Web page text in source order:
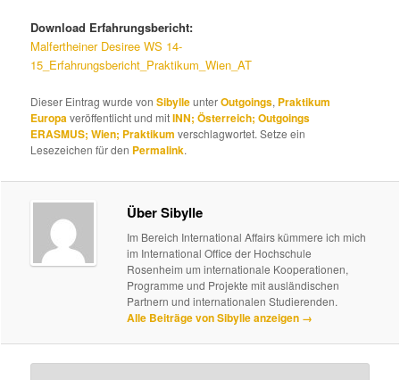
Download Erfahrungsbericht:
Malfertheiner Desiree WS 14-
15_Erfahrungsbericht_Praktikum_Wien_AT
Dieser Eintrag wurde vonSibylleunterOutgoings, Praktikum
Europa veröffentlicht und mitINN; Österreich; Outgoings
ERASMUS; Wien; Praktikum verschlagwortet. Setze ein
Lesezeichen für den Permalink.
Über Sibylle
Im Bereich International Affairs kümmere ich mich
im International Office der Hochschule
Rosenheim um internationale Kooperationen,
Programme und Projekte mit ausländischen
Partnern und internationalen Studierenden.
Alle Beiträge von Sibylle anzeigen →